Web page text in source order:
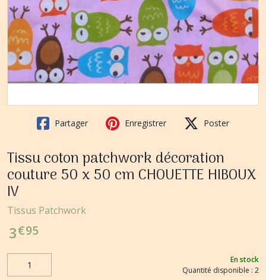
Partager Enregistrer Poster
Tissu coton patchwork décoration
couture 50 x 50 cm CHOUETTE HIBOUX
IV
Tissus Patchwork
3€95
En stock
Quantité disponible : 2